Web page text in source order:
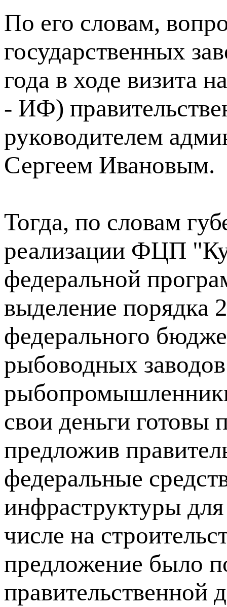
По его словам,
государственных
года в ходе визита
- ИФ)
руководителем
Сергеем Ивановым.
Тогда, по словам
реализации ФЦП
федеральной
выделение порядка
федерального
рыбоводных
свои деньги готовы
предложив
федеральные
инфраструктуры
числе на
предложение было
правительственной